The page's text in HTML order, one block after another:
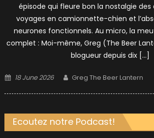
épisode qui fleure bon la nostalgie des
voyages en camionnette-chien et
neurones fonctionnels. Au micro, la
complet : Moi-même, Greg (The Beer
blogueur depuis dix […]
Posted
18 June 2026 Author
Greg The Beer Lantern
Ecoutez notre Podcast!